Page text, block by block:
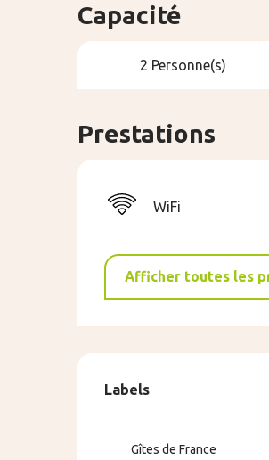
Capacité
2 Personne(s)
Prestations
WiFi
Afficher toutes les
Offres
Labels
Labels
Gîtes de France